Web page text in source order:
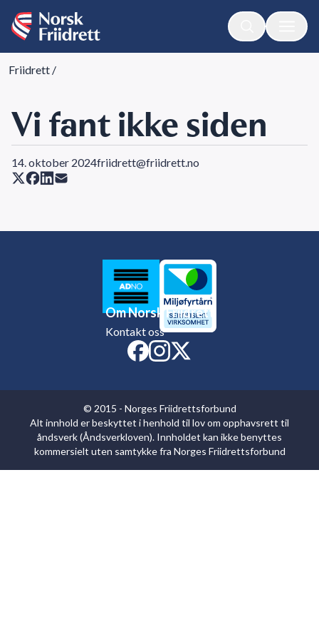
Friidrett /
Vi fant ikke siden
14. oktober 2024friidrett@friidrett.no
Om Norsk Friidrett
Kontakt oss
© 2015 - Norges Friidrettsforbund
Alt innhold er beskyttet i henhold til lov om opphavsrett til
åndsverk (Åndsverkloven). Innholdet kan ikke benyttes
kommersielt uten samtykke fra Norges Friidrettsforbund